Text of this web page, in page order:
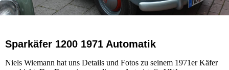
Sparkäfer 1200 1971 Automatik
Niels Wiemann hat uns Details und Fotos zu seinem 1971er Käfer